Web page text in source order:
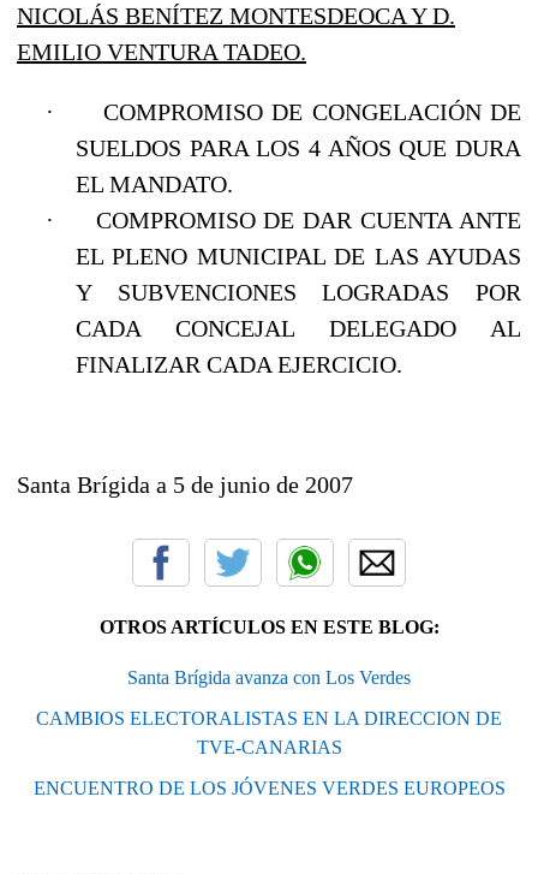
NICOLÁS BENÍTEZ MONTESDEOCA Y D.
EMILIO VENTURA TADEO.
·
COMPROMISO DE CONGELACIÓN DE
SUELDOS PARA LOS 4 AÑOS QUE DURA
EL MANDATO.
·
COMPROMISO DE DAR CUENTA ANTE
EL PLENO MUNICIPAL DE LAS AYUDAS
Y SUBVENCIONES LOGRADAS POR
CADA CONCEJAL DELEGADO AL
FINALIZAR CADA EJERCICIO.
Santa Brígida a 5 de junio de 2007
OTROS ARTÍCULOS EN ESTE BLOG:
Santa Brígida avanza con Los Verdes
CAMBIOS ELECTORALISTAS EN LA DIRECCION DE
TVE-CANARIAS
ENCUENTRO DE LOS JÓVENES VERDES EUROPEOS